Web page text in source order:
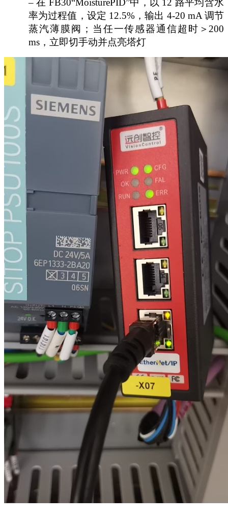
– 在 FB30“MoisturePID”中，以 12 路平均含水
率为过程值，设定 12.5%，输出 4-20 mA 调节
蒸汽薄膜阀；当任一传感器通信超时＞200
ms，立即切手动并点亮塔灯